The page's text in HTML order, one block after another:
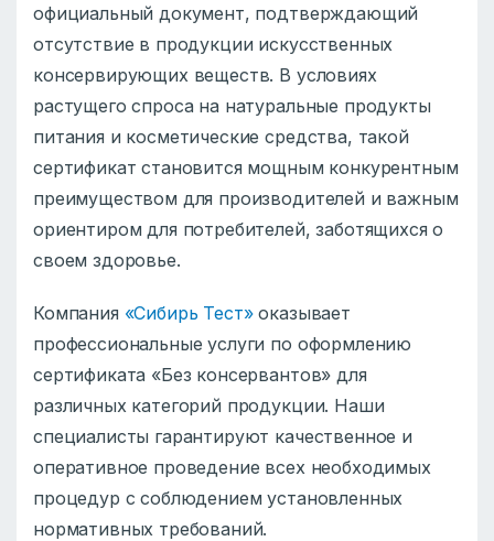
официальный документ, подтверждающий
отсутствие в продукции искусственных
консервирующих веществ. В условиях
растущего спроса на натуральные продукты
питания и косметические средства, такой
сертификат становится мощным конкурентным
преимуществом для производителей и важным
ориентиром для потребителей, заботящихся о
своем здоровье.
Компания «Сибирь Тест»оказывает
профессиональные услуги по оформлению
сертификата «Без консервантов» для
различных категорий продукции. Наши
специалисты гарантируют качественное и
оперативное проведение всех необходимых
процедур с соблюдением установленных
нормативных требований.